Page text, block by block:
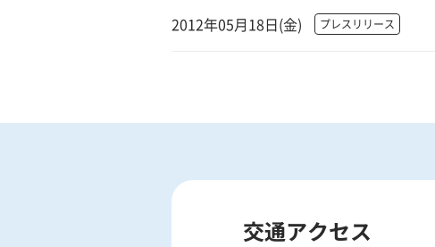
プレスリリース
2012年05月18日(金)
交通アクセス